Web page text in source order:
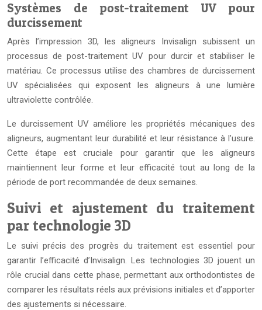
Systèmes de post-traitement UV pour
durcissement
Après l’impression 3D, les aligneurs Invisalign subissent un
processus de post-traitement UV pour durcir et stabiliser le
matériau. Ce processus utilise des chambres de durcissement
UV spécialisées qui exposent les aligneurs à une lumière
ultraviolette contrôlée.
Le durcissement UV améliore les propriétés mécaniques des
aligneurs, augmentant leur durabilité et leur résistance à l’usure.
Cette étape est cruciale pour garantir que les aligneurs
maintiennent leur forme et leur efficacité tout au long de la
période de port recommandée de deux semaines.
Suivi et ajustement du traitement
par technologie 3D
Le suivi précis des progrès du traitement est essentiel pour
garantir l’efficacité d’Invisalign. Les technologies 3D jouent un
rôle crucial dans cette phase, permettant aux orthodontistes de
comparer les résultats réels aux prévisions initiales et d’apporter
des ajustements si nécessaire.